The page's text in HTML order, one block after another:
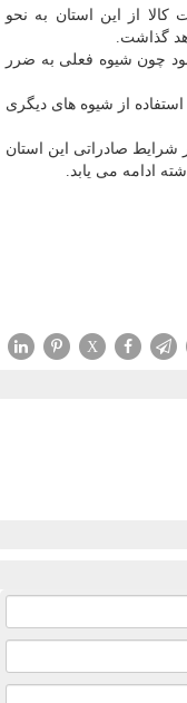
از این استان به نحو
گذاشت.
شود چون شیوه فعلی به ضرر
از شیوه های دیگری
شرایط صادراتی این استان
ادامه می یابد.
X